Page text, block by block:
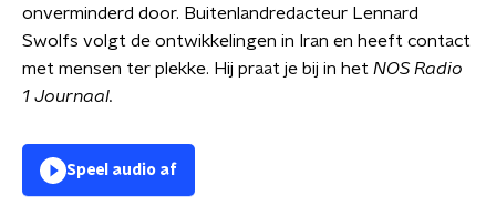
onverminderd door. Buitenlandredacteur Lennard
Swolfs volgt de ontwikkelingen in Iran en heeft contact
met mensen ter plekke. Hij praat je bij in het NOS Radio
1 Journaal.
Speel audio af